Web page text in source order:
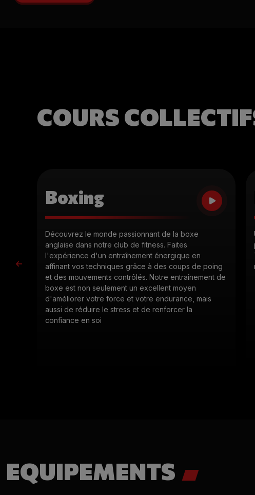
COURS
Boxing
Découvrez le monde passionnant de la boxe
anglaise dans notre club de fitness. Faites
l'expérience d'un entraînement énergique en
affinant vos techniques grâce à des coups de poing
et des mouvements contrôlés. Notre entraînement de
boxe est non seulement un excellent moyen
d'améliorer votre force et votre endurance, mais
aussi de réduire le stress et de renforcer la
confiance en soi
EQUIPEMENTS